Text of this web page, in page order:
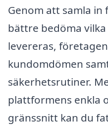
Genom att samla
bättre bedöma
levereras,
kundomdömen
säkerhetsrutiner.
plattformens enkla
gränssnitt kan du